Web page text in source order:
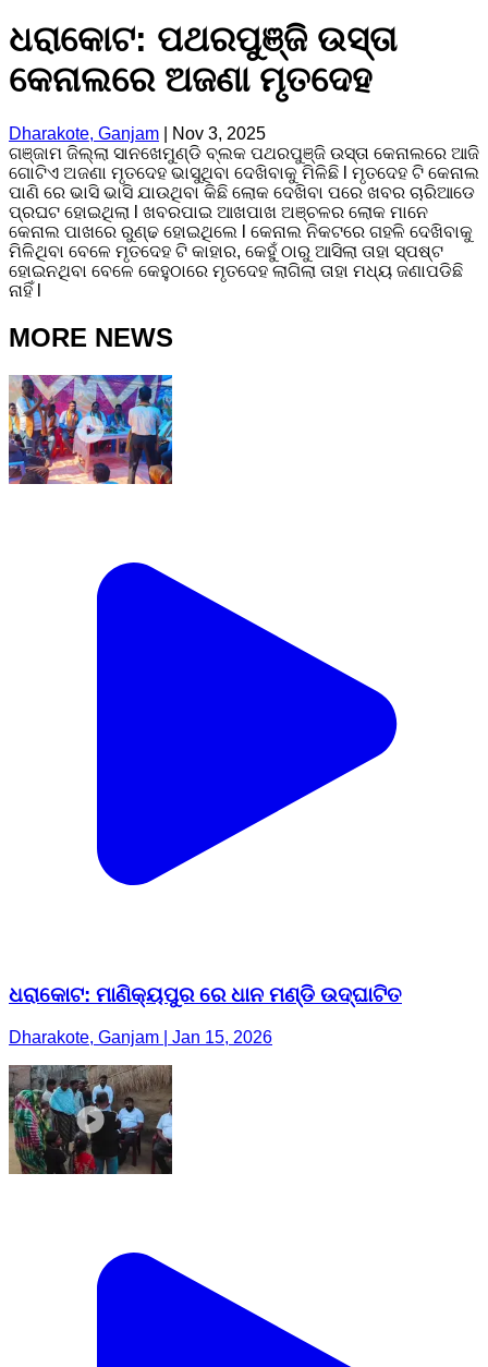
ଧରାକୋଟ: ପଥରପୁଞ୍ଜି ଉସ୍ତା
କେନାଲରେ ଅଜଣା ମୃତଦେହ
Dharakote, Ganjam
Nov 3, 2025
ଗଞ୍ଜାମ ଜିଲ୍ଲା ସାନଖେମୁଣ୍ଡି ବ୍ଲକ ପଥରପୁଞ୍ଜି ଉସ୍ତା କେନାଲରେ ଆଜି
ଗୋଟିଏ ଅଜଣା ମୃତଦେହ ଭାସୁଥିବା ଦେଖିବାକୁ ମିଳିଛି l ମୃତଦେହ ଟି କେନାଲ
ପାଣି ରେ ଭାସି ଭାସି ଯାଉଥିବା କିଛି ଲୋକ ଦେଖିବା ପରେ ଖବର ଚାରିଆଡେ
ପ୍ରଘଟ ହୋଇଥିଲା l ଖବରପାଇ ଆଖପାଖ ଅଞ୍ଚଳର ଲୋକ ମାନେ
କେନାଲ ପାଖରେ ରୁଣ୍ଢ ହୋଇଥିଲେ l କେନାଲ ନିକଟରେ ଗହଳି ଦେଖିବାକୁ
ମିଳିଥିବା ବେଳେ ମୃତଦେହ ଟି କାହାର, କେହୁଁ ଠାରୁ ଆସିଲା ତାହା ସ୍ପଷ୍ଟ
ହୋଇନଥିବା ବେଳେ କେହୁଠାରେ ମୃତଦେହ ଲାଗିଲା ତାହା ମଧ୍ୟ ଜଣାପଡିଛି
ନାହିଁ l
MORE NEWS
ଧରାକୋଟ: ମାଣିକ୍ୟପୁର ରେ ଧାନ ମଣ୍ଡି ଉଦ୍ଘାଟିତ
Dharakote, Ganjam | Jan 15, 2026